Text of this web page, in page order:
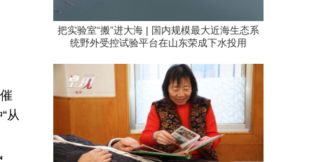
从
把实验室“搬”进大海 | 国内规模最大近海生态系
统野外受控试验平台在山东荣成下水投用